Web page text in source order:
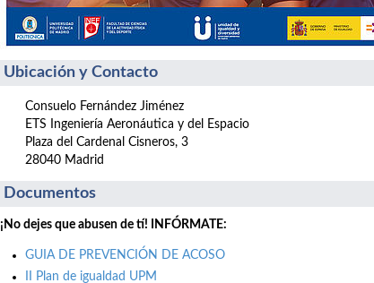
Ubicación y Contacto
Consuelo Fernández Jiménez
ETS Ingeniería Aeronáutica y del Espacio
Plaza del Cardenal Cisneros, 3
28040 Madrid
Documentos
¡No dejes que abusen de tí! INFÓRMATE:
GUIA DE PREVENCIÓN DE ACOSO
II Plan de igualdad UPM